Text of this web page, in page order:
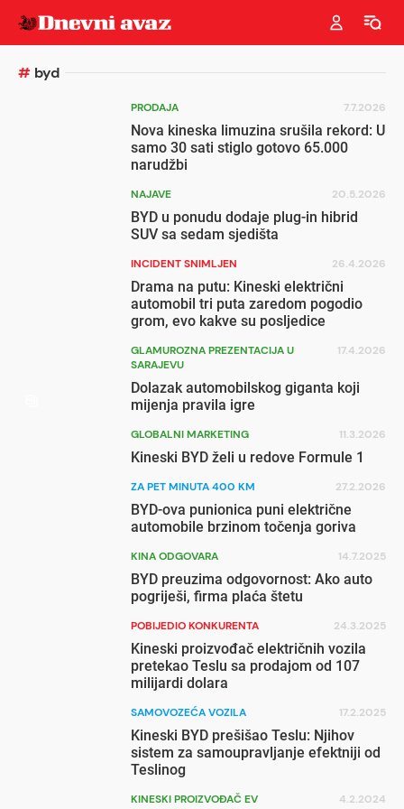
# byd
PRODAJA 7.7.2026
Nova kineska limuzina srušila rekord: U
samo 30 sati stiglo gotovo 65.000
narudžbi
NAJAVE 20.5.2026
BYD u ponudu dodaje plug-in hibrid
SUV sa sedam sjedišta
INCIDENT SNIMLJEN 26.4.2026
Drama na putu: Kineski električni
automobil tri puta zaredom pogodio
grom, evo kakve su posljedice
GLAMUROZNA PREZENTACIJA U
SARAJEVU
17.4.2026
Dolazak automobilskog giganta koji
mijenja pravila igre
GLOBALNI MARKETING 11.3.2026
Kineski BYD želi u redove Formule 1
ZA PET MINUTA 400 KM 27.2.2026
BYD-ova punionica puni električne
automobile brzinom točenja goriva
KINA ODGOVARA 14.7.2025
BYD preuzima odgovornost: Ako auto
pogriješi, firma plaća štetu
POBIJEDIO KONKURENTA 24.3.2025
Kineski proizvođač električnih vozila
pretekao Teslu sa prodajom od 107
milijardi dolara
SAMOVOZEĆA VOZILA 17.2.2025
Kineski BYD prešišao Teslu: Njihov
sistem za samoupravljanje efektniji od
Teslinog
KINESKI PROIZVOĐAČ EV 4.2.2024